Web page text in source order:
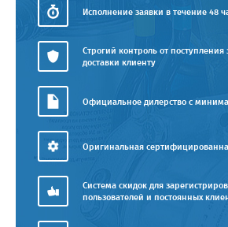
Исполнение заявки в течение 48
Строгий контроль от поступления
доставки клиенту
Официальное дилерство с
Оригинальная
Система скидок для
пользователей и постоянных